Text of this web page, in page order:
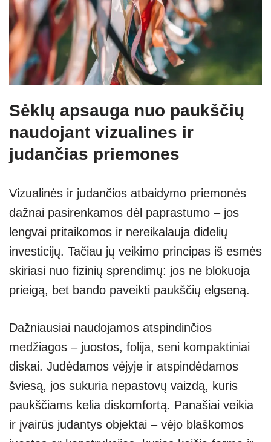
Sėklų apsauga nuo paukščių
naudojant vizualines ir
judančias priemones
Vizualinės ir judančios atbaidymo priemonės
dažnai pasirenkamos dėl paprastumo – jos
lengvai pritaikomos ir nereikalauja didelių
investicijų. Tačiau jų veikimo principas iš esmės
skiriasi nuo fizinių sprendimų: jos ne blokuoja
prieigą, bet bando paveikti paukščių elgseną.
Dažniausiai naudojamos atspindinčios
medžiagos – juostos, folija, seni kompaktiniai
diskai. Judėdamos vėjyje ir atspindėdamos
šviesą, jos sukuria nepastovų vaizdą, kuris
paukščiams kelia diskomfortą. Panašiai veikia
ir įvairūs judantys objektai – vėjo blaškomos